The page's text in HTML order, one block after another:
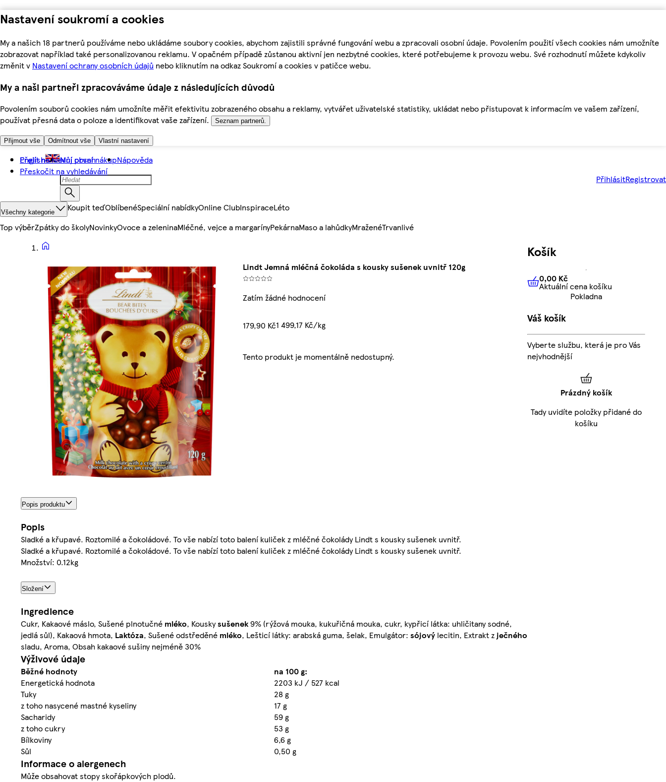
Nastavení soukromí a cookies
My a našich 18 partnerů používáme nebo ukládáme soubory cookies, abychom zajistili správné fungování webu a zpracovali osobní údaje. Povolením použití všech cookies nám umožníte
zobrazovat například také personalizovanou reklamu. V opačném případě zůstanou aktivní jen nezbytné cookies, které potřebujeme k provozu webu. Své rozhodnutí můžete kdykoliv
změnit v Nastavení ochrany osobních údajů nebo kliknutím na odkaz Soukromí a cookies v patičce webu.
My a naši partneři zpracováváme údaje z následujících důvodů
Povolením souborů cookies nám umožníte měřit efektivitu zobrazeného obsahu a reklamy, vytvářet uživatelské statistiky, ukládat nebo přistupovat k informacím ve vašem zařízení,
používat přesná data o poloze a identifikovat vaše zařízení.
Seznam partnerů.
Přijmout vše Odmítnout vše Vlastní nastavení
Přejít na hlavní obsah
Přeskočit na vyhledávání
English Můj první nákupNápověda
PřihlásitRegistrovat
Všechny kategorie Koupit teďOblíbenéSpeciální nabídkyOnline ClubInspiraceLéto
Top výběrZpátky do školyNovinkyOvoce a zeleninaMléčné, vejce a margarínyPekárnaMaso a lahůdkyMraženéTrvanlivé
Lindt Jemná mléčná čokoláda s kousky sušenek uvnitř 120g
Zatím žádné hodnocení
179,90 Kč1 499,17 Kč/kg
Tento produkt je momentálně nedostupný.
Popis produktu
Popis
Sladké a křupavé. Roztomilé a čokoládové. To vše nabízí toto balení kuliček z mléčné čokolády Lindt s kousky sušenek uvnitř.
Sladké a křupavé. Roztomilé a čokoládové. To vše nabízí toto balení kuliček z mléčné čokolády Lindt s kousky sušenek uvnitř.
Množství: 0.12kg
Složení
Ingredience
Cukr, Kakaové máslo, Sušené plnotučné mléko, Kouskysušenek9% (rýžová mouka, kukuřičná mouka, cukr, kypřicí látka: uhličitany sodné,
jedlá sůl), Kakaová hmota, Laktóza, Sušené odstředěné mléko, Lešticí látky: arabská guma, šelak, Emulgátor: sójový lecitin, Extrakt z ječného
sladu, Aroma, Obsah kakaové sušiny nejméně 30%
Výživové údaje
Běžné hodnoty
na 100 g:
Energetická hodnota
2203 kJ / 527 kcal
Tuky
28 g
z toho nasycené mastné kyseliny
17 g
Sacharidy
59 g
z toho cukry
53 g
Bílkoviny
6,6 g
Sůl
0,50 g
Informace o alergenech
Může obsahovat stopy skořápkových plodů.
Košík
0,00 KčAktuální cena košíku
0,00 Kč
Aktuální cena košíku
Pokladna
Váš košík
Vyberte službu, která je pro Vás
nejvhodnější
Prázdný košík
Tady uvidíte položky přidané do
košíku